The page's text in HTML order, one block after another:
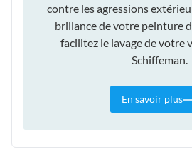
contre les agressions
brillance de votre peinture
facilitez le lavage de votre
Schiffeman.
En savoir plus